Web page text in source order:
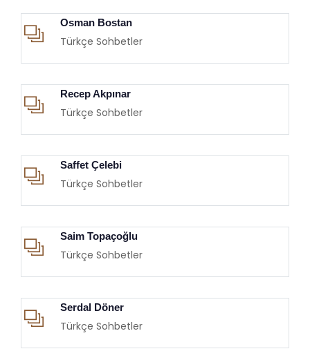
Osman Bostan
Türkçe Sohbetler
Recep Akpınar
Türkçe Sohbetler
Saffet Çelebi
Türkçe Sohbetler
Saim Topaçoğlu
Türkçe Sohbetler
Serdal Döner
Türkçe Sohbetler